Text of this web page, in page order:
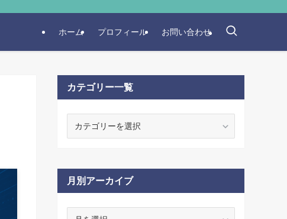
ホーム プロフィール お問い合わせ
カテゴリー一覧
ー
一
月別アーカイブ